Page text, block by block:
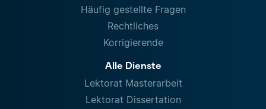
Häufig gestellte Fragen
Rechtliches
Korrigierende
Alle Dienste
Lektorat Masterarbeit
Lektorat Dissertation